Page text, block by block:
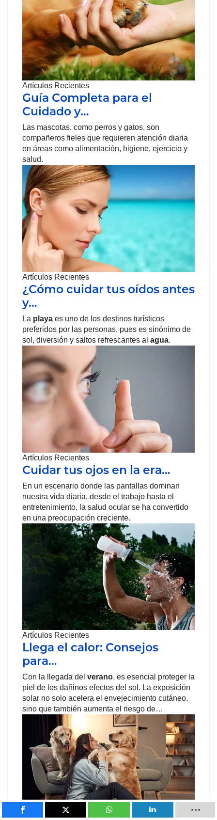
Artículos Recientes
Guía Completa para el
Cuidado y…
Las mascotas, como perros y gatos, son
compañeros fieles que requieren atención diaria
en áreas como alimentación, higiene, ejercicio y
salud.
Artículos Recientes
¿Cómo cuidar tus oídos antes
y…
La playa es uno de los destinos turísticos
preferidos por las personas, pues es sinónimo de
sol, diversión y saltos refrescantes al agua.
Artículos Recientes
Cuidar tus ojos en la era…
En un escenario donde las pantallas dominan
nuestra vida diaria, desde el trabajo hasta el
entretenimiento, la salud ocular se ha convertido
en una preocupación creciente.
Artículos Recientes
Llega el calor: Consejos
para…
Con la llegada del verano, es esencial proteger la
piel de los dañinos efectos del sol. La exposición
solar no solo acelera el envejecimiento cutáneo,
sino que también aumenta el riesgo de…